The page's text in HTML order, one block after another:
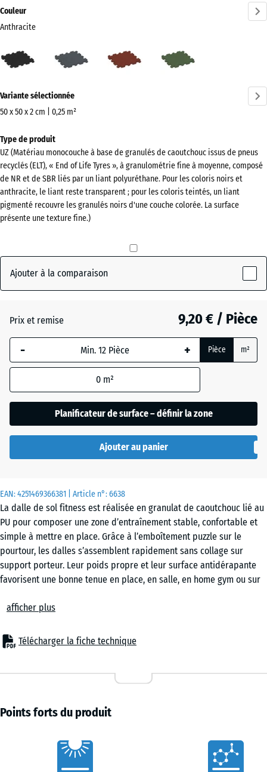
EAN:4251469366381 | Article n°:6638
La dalle de sol fitness est réalisée en granulat de caoutchouc lié au
PU pour composer une zone d’entraînement stable, confortable et
simple à mettre en place. Grâce à l’emboîtement puzzle sur le
pourtour, les dalles s’assemblent rapidement sans collage sur
support porteur. Leur poids propre et leur surface antidérapante
favorisent une bonne tenue en place, en salle, en home gym ou sur
Pose rapide et évolutive
régulière en peu de temps. La pose peut se faire en damier ou en
quinconce selon l’organisation de l’espace. Le revêtement peut être
aux zones d’entraînement qui changent avec le temps.
La structure élastique aide à préserver le support face aux
contraintes répétées provoquées par les appareils, les bancs, les
léger ou un accessoire est reposé fermement, l’impact est amorti et
les charges ponctuelles sont mieux réparties.
afficher plus
Télécharger la fiche technique
Couleur
Anthracite
(active)
ardoise
brique
d'informations
sur
couleurs
?
Afficher
la
palette
de
Anthracite(active)
ardoise
Rouge
+ 0,60 €
herbe
+ 1,20 €
Variante sélectionnée
50 x 50 x 2 cm | 0,25 m²
pour
l’expédition
540
x
540
x
La
encadrée en
bleu, est
utilisée pour
besoins
indication
dans les
produit).
x
50
x 2
cm
|
0,25
m²
x
0,25
+ 3,00 €
Type de produit
UZ (Matériau monocouche à base de granulés de caoutchouc issus de pneus
recyclés (ELT), « End of Life Tyres », à granulométrie fine à moyenne, composé
de NR et de SBR liés par un liant polyuréthane. Pour les coloris noirs et
anthracite, le liant reste transparent ; pour les coloris teintés, un liant
pigmenté recouvre les granulés noirs d'une couche colorée. La surface
présente une texture fine.)
Ajouter à la comparaison
Prix et remise 9,20 € / Pièce
- + Pièce m²
0 m²
Planificateur de surface – définir la zone
Ajouter au panier
Points forts du produit
Caractéristiques